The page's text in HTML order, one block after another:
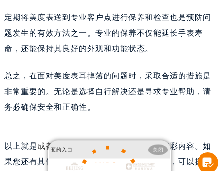
美度表耳掉了处理办法盘点
【美度客户】美度表耳掉了，如何妥善处理？对于手表爱好者来说，美度表不仅是时间的
记录者，更是时尚与品质的象征。当美度表的表
定期将美度表送到专业客户点进行保养和检查也是预防问
题发生的有效方法之一。专业的保养不仅能延长手表寿
命，还能保持其良好的外观和功能状态。
总之，在面对美度表耳掉落的问题时，采取合适的措施是
非常重要的。无论是选择自行解决还是寻求专业帮助，请
务必确保安全和正确性。
以上就是 成都美度保养服务中心
为您分享的精彩内容。如
果您还有其他关于美度手表维护和保养的问题，可以拨打

预约入口 关闭